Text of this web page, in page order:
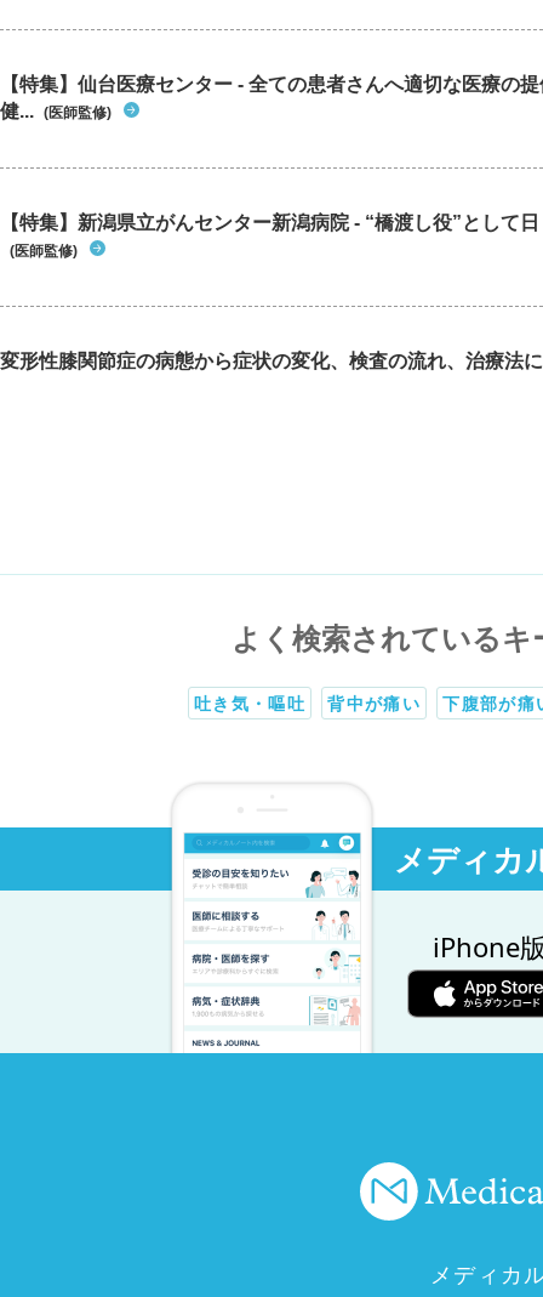
【特集】仙台医療センター - 全ての患者さんへ適切な医療の
健... (医師監修)
【特集】新潟県立がんセンター新潟病院 - “橋渡し役”として
(医師監修)
変形性膝関節症の病態から症状の変化、検査の流れ、治療法
よく検索されているキ
吐き気・嘔吐 背中が痛い 下腹部が痛
メディカ
iPhone
メディカ